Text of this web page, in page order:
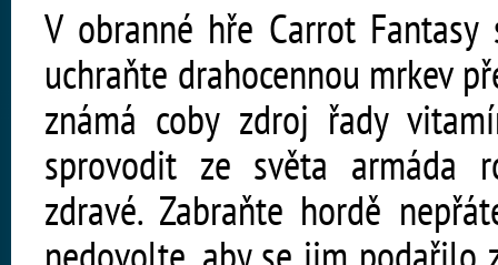
V obranné hře Carrot
uchraňte drahocennou mrkev
známá coby zdroj řady
sprovodit ze světa armáda
zdravé. Zabraňte hordě